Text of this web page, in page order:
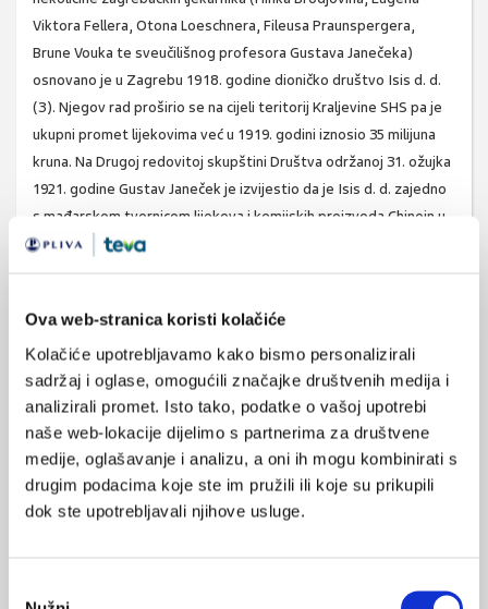
Ova web-stranica koristi kolačiće
Kolačiće upotrebljavamo kako bismo personalizirali
sadržaj i oglase, omogućili značajke društvenih medija i
analizirali promet. Isto tako, podatke o vašoj upotrebi
naše web-lokacije dijelimo s partnerima za društvene
medije, oglašavanje i analizu, a oni ih mogu kombinirati s
drugim podacima koje ste im pružili ili koje su prikupili
dok ste upotrebljavali njihove usluge.
Viktora Fellera, Otona Loeschnera, Fileusa Praunspergera,
Brune Vouka te sveučilišnog profesora Gustava Janečeka)
osnovano je u Zagrebu 1918. godine dioničko društvo Isis d. d.
(3). Njegov rad proširio se na cijeli teritorij Kraljevine SHS pa je
ukupni promet lijekovima već u 1919. godini iznosio 35 milijuna
kruna. Na Drugoj redovitoj skupštini Društva održanoj 31. ožujka
1921. godine Gustav Janeček je izvijestio da je Isis d. d. zajedno
s mađarskom tvornicom lijekova i kemijskih proizvoda Chinoin u
1920. godiniosnovao Kaštel d. d.
u vrijednosti od 1,000.000 kruna, dok je Chinoin uložio
strojeve, opremu i kemikalije u vrijednosti od 1,200.000 kruna
(4). U rujnu 1921. godine u skromnoj tvornici u Karlovcu na
aristokratskome imanju, nekadašnjem vlasništvu grofa
Nugenta, započeo je tako s radom prvi organizirani tabletni,
injekcijski i galenski odjel u kojemu je bilo zaposleno 37
djelatnika. O povijesti Kaštela / Plive do sada je izišlo više
prigodnih članaka i monografskih izdanja, uglavnom u povodu
opsežniji članak o osnutku tvornice Kaštel za koju se navodi da